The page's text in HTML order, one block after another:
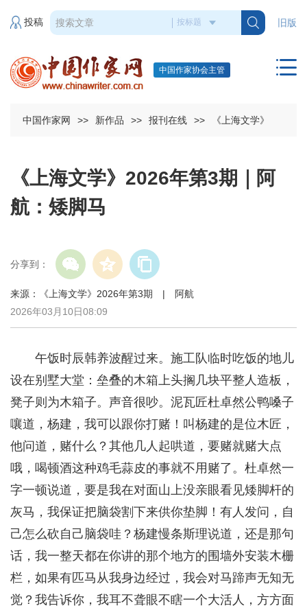
旧版
投稿
中国作家协会主管
中国作家网 >> 新作品 >> 报刊在线 >> 《上海文学》
《上海文学》2026年第3期｜阿
航：矮脚马
分享到：
来源：《上海文学》2026年第3期 | 阿航
2026年03月10日08:09
午饭时辰韩养波醒过来。施工队临时吃饭的地儿
设在别墅大堂：垒叠的木箱上头搁几块平整人造板，
凳子则为木箱子。声音很吵。泥瓦匠杜卓然公鸭嗓子
嚷道，杨建，我可以跟你打赌！叫杨建的是位木匠，
他问道，赌什么？其他几人起哄道，要赌就赌大点
哦，喝顿酒这种鸡毛蒜皮的事就不用赌了。杜卓然一
字一顿说道，要是我在对面山上没亲眼看见矮脚杆的
灰马，我保证把脑袋割下来供你垫脚！有人发问，自
己怎么砍自己脑袋哇？杨建慢条斯理说道，还是那句
话，我一整天都在你讲的那个地方的围墙外安装木栅
栏，如果有匹马从我身边经过，我会对马蹄声无知无
觉？我告诉你，我耳不聋眼不瞎一个大活人，方方面